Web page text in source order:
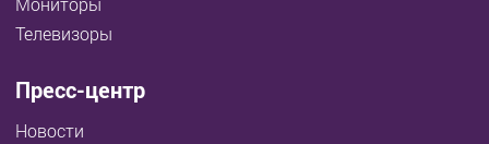
Телевизоры
Пресс-центр
Новости